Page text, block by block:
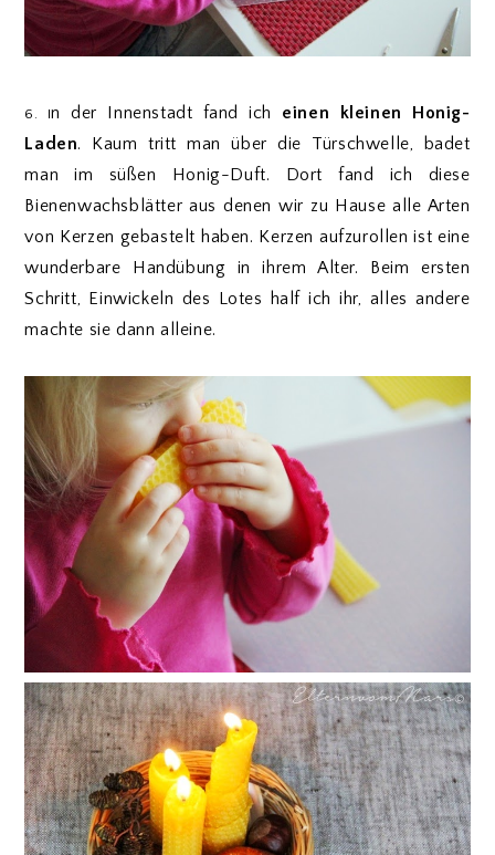
6. In der Innenstadt fand ich einen kleinen Honig-
Laden. Kaum tritt man über die Türschwelle, badet
man im süßen Honig-Duft. Dort fand ich diese
Bienenwachsblätter aus denen wir zu Hause alle Arten
von Kerzen gebastelt haben. Kerzen aufzurollen ist eine
wunderbare Handübung in ihrem Alter. Beim ersten
Schritt, Einwickeln des Lotes half ich ihr, alles andere
machte sie dann alleine.